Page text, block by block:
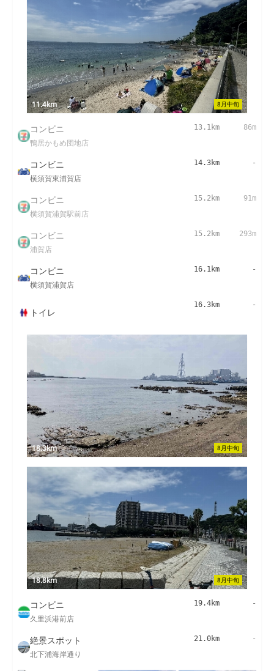
8月中旬
11.4km
コンビニ
鴨居かもめ団地店
13.1km 86m
コンビニ
横須賀東浦賀店
14.3km -
コンビニ
横須賀浦賀駅前店
15.2km 91m
コンビニ
浦賀店
15.2km 293m
コンビニ
横須賀浦賀店
16.1km -
トイレ
16.3km -
8月中旬
18.3km
8月中旬
18.8km
コンビニ
久里浜港前店
19.4km -
絶景スポット
北下浦海岸通り
21.0km -